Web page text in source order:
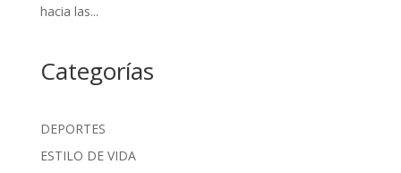
hacia las...
Categorías
DEPORTES
ESTILO DE VIDA